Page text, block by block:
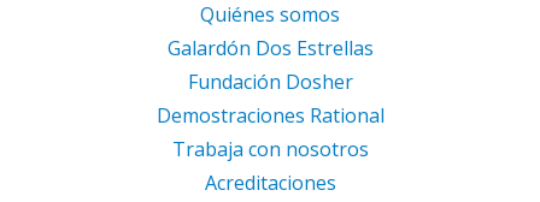
Quiénes somos
Galardón Dos Estrellas
Fundación Dosher
Demostraciones Rational
Trabaja con nosotros
Acreditaciones